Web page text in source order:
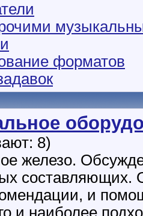
форматов
8)
железо.
составляющих.
и
и наиболее